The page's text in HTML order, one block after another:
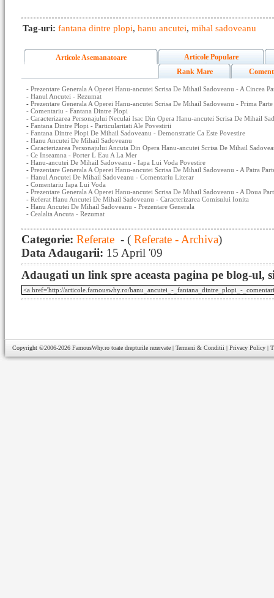
Tag-uri: fantana dintre plopi, hanu ancutei, mihal sadoveanu
Articole Asemanatoare
Articole Populare
Rank Mare
- Prezentare Generala A Operei Hanu-ancutei Scrisa De Mihail Sadoveanu - A Cincea
- Hanul Ancutei - Rezumat
- Prezentare Generala A Operei Hanu-ancutei Scrisa De Mihail Sadoveanu - Prima Parte
- Comentariu - Fantana Dintre Plopi
- Caracterizarea Personajului Neculai Isac Din Opera Hanu-ancutei Scrisa De Mihail
- Fantana Dintre Plopi - Particularitati Ale Povestirii
- Fantana Dintre Plopi De Mihail Sadoveanu - Demonstratie Ca Este Povestire
- Hanu Ancutei De Mihail Sadoveanu
- Caracterizarea Personajului Ancuta Din Opera Hanu-ancutei Scrisa De Mihail
- Ce Inseamna - Porter L Eau A La Mer
- Hanu-ancutei De Mihail Sadoveanu - Iapa Lui Voda Povestire
- Prezentare Generala A Operei Hanu-ancutei Scrisa De Mihail Sadoveanu - A Patra
- Hanul Ancutei De Mihail Sadoveanu - Comentariu Literar
- Comentariu Iapa Lui Voda
- Prezentare Generala A Operei Hanu-ancutei Scrisa De Mihail Sadoveanu - A Doua
- Referat Hanu Ancutei De Mihail Sadoveanu - Caracterizarea Comisului Ionita
- Hanu Ancutei De Mihail Sadoveanu - Prezentare Generala
- Cealalta Ancuta - Rezumat
Categorie: Referate - ( Referate - Archiva)
Data Adaugarii: 15 April '09
Adaugati un link spre aceasta pagina pe blog-ul,
Copyright ©2006-2026 FamousWhy.ro toate drepturile rezervate | Termeni & Conditii | Privacy Policy |